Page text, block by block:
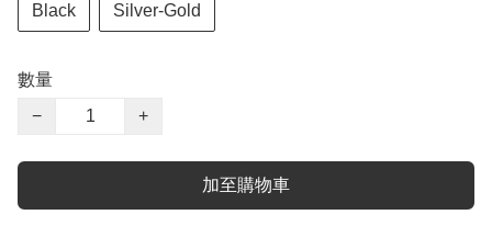
Black Silver-Gold
數量
−
+
加至購物車